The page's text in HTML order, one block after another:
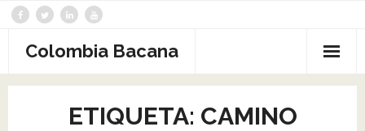
Saltar
contenidoColombia Bacana
ETIQUETA: CAMINO